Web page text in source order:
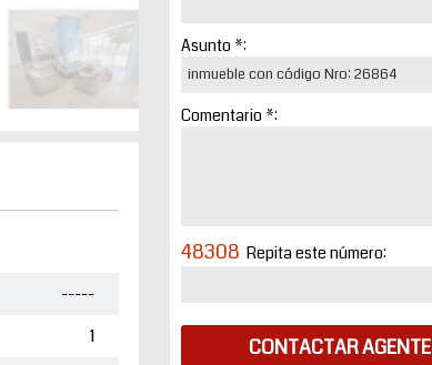
-----
1
Asunto *:
Comentario *:
48308 Repita este número:
CONTACTAR AGENTE